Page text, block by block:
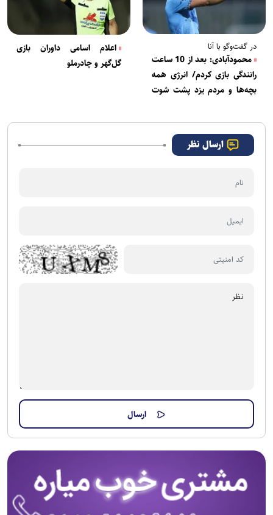
در گفت‌وگو با آنا
محمودآبادی: بعد از 10 ساعت
رانندگی بازی کردم/ انرژی همه
بچه‌ها و مردم یزد پشت شوت
اعلام اسامی داوران بازی
گل‌گهر و چادرملو
ارسال نظر